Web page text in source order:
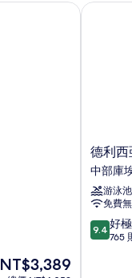
現
NT$3,389
德
利
西
亞
斯
客
棧
德利西
中部庫
游泳池
免費
9.4
分，
9.4 好
765
德利西